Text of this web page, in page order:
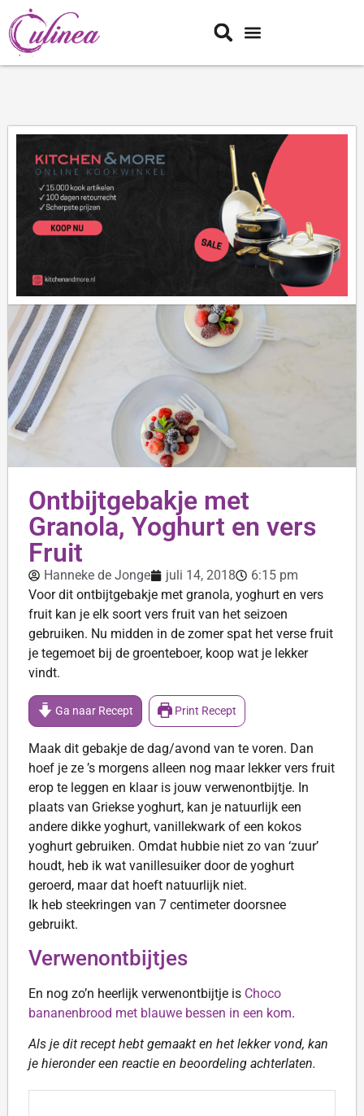
Ontbijtgebakje met
Granola, Yoghurt en vers
Fruit
Hanneke de Jonge juli 14, 2018
6:15 pm
Voor dit ontbijtgebakje met granola, yoghurt en vers
fruit kan je elk soort vers fruit van het seizoen
gebruiken. Nu midden in de zomer spat het verse fruit
je tegemoet bij de groenteboer, koop wat je lekker
vindt.
Ga naar Recept Print Recept
Maak dit gebakje de dag/avond van te voren. Dan
hoef je ze ’s morgens alleen nog maar lekker vers fruit
erop te leggen en klaar is jouw verwenontbijtje. In
plaats van Griekse yoghurt, kan je natuurlijk een
andere dikke yoghurt, vanillekwark of een kokos
yoghurt gebruiken. Omdat hubbie niet zo van ‘zuur’
houdt, heb ik wat vanillesuiker door de yoghurt
geroerd, maar dat hoeft natuurlijk niet.
Ik heb steekringen van 7 centimeter doorsnee
gebruikt.
Verwenontbijtjes
En nog zo’n heerlijk verwenontbijtje is Choco
bananenbrood met blauwe bessen in een kom.
Als je dit recept hebt gemaakt en het lekker vond, kan
je hieronder een reactie en beoordeling achterlaten.